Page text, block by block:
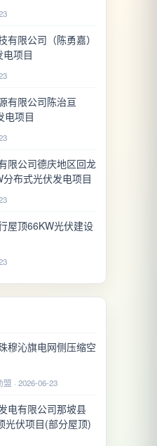
有限公司（陈勇嘉）
项目
有限公司陈治亘
电项目
限公司德庆地区回龙
布式光伏发电项目
屋顶66KW光伏建设
穆沁旗电网侧压缩空
· 2026-06-23
电有限公司那坡县
光伏项目(部分屋顶)